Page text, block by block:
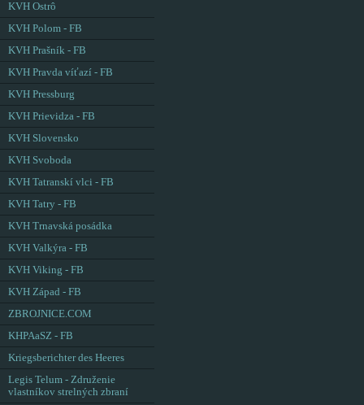
KVH Ostrô
KVH Polom - FB
KVH Prašník - FB
KVH Pravda víťazí - FB
KVH Pressburg
KVH Prievidza - FB
KVH Slovensko
KVH Svoboda
KVH Tatranskí vlci - FB
KVH Tatry - FB
KVH Trnavská posádka
KVH Valkýra - FB
KVH Viking - FB
KVH Západ - FB
ZBROJNICE.COM
KHPAaSZ - FB
Kriegsberichter des Heeres
Legis Telum - Združenie
vlastníkov strelných zbraní